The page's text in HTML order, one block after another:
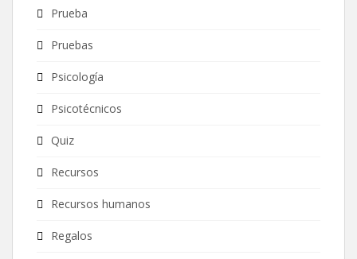
Prueba
Pruebas
Psicología
Psicotécnicos
Quiz
Recursos
Recursos humanos
Regalos